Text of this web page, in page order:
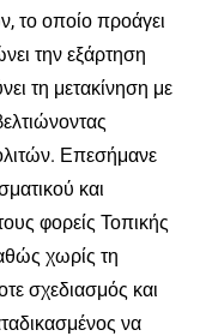
το οποίο προάγει
την εξάρτηση
τη μετακίνηση με
Επεσήμανε
και
φορείς Τοπικής
χωρίς τη
σχεδιασμός και
να